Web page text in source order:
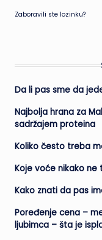
Zaboravili ste lozinku?
Da li pas sme da
Najbolja hrana za
sadržajem proteina
Koliko često treba
Koje voće nikako
Kako znati da pas
Poređenje cena –
ljubimca – šta je